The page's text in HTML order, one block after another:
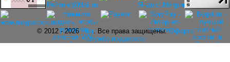
© 2012 - 2026rolar. Все права защищены.Оферта
Служба поддержки